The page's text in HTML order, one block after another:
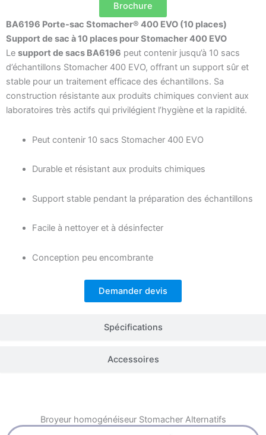
Spécifications
Accessoires
Brochure
BA6196 Porte-sac Stomacher® 400 EVO (10 places)
Support de sac à 10 places pour Stomacher 400 EVO
Le support de sacs BA6196 peut contenir jusqu’à 10 sacs
d’échantillons Stomacher 400 EVO, offrant un support sûr et
stable pour un traitement efficace des échantillons. Sa
construction résistante aux produits chimiques convient aux
laboratoires très actifs qui privilégient l’hygiène et la rapidité.
Peut contenir 10 sacs Stomacher 400 EVO
Durable et résistant aux produits chimiques
Support stable pendant la préparation des échantillons
Facile à nettoyer et à désinfecter
Conception peu encombrante
Demander devis
Broyeur homogénéiseur StomacherAlternatifs